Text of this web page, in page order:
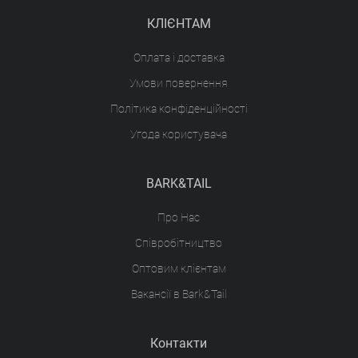
КЛІЄНТАМ
Оплата і доставка
Умови повернення
Політика конфіденційності
Угода користувача
BARK&TAIL
Про Нас
Співробітництво
Оптовим клієнтам
Вакансії в Bark&Tail
Контакти